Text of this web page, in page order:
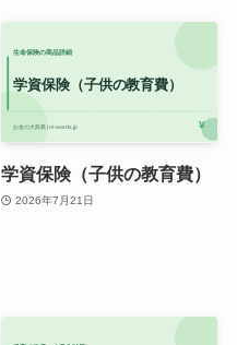
学資保険（子供の教育費）
2026年7月21日